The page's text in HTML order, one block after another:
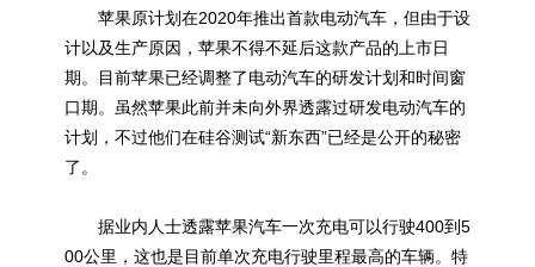
苹果原计划在2020年推出首款电动汽车，但由于设
计以及生产原因，苹果不得不延后这款产品的上市日
期。目前苹果已经调整了电动汽车的研发计划和时间窗
口期。虽然苹果此前并未向外界透露过研发电动汽车的
计划，不过他们在硅谷测试“新东西”已经是公开的秘密
了。
据业内人士透露苹果汽车一次充电可以行驶400到5
00公里，这也是目前单次充电行驶里程最高的车辆。特